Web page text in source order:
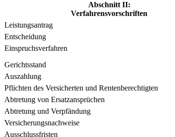
Abschnitt II:
Verfahrensvorschriften
Leistungsantrag
Entscheidung
Einspruchsverfahren
Gerichtsstand
Auszahlung
Pflichten des Versicherten und Rentenberechtigten
Abtretung von Ersatzansprüchen
Abtretung und Verpfändung
Versicherungsnachweise
Ausschlussfristen